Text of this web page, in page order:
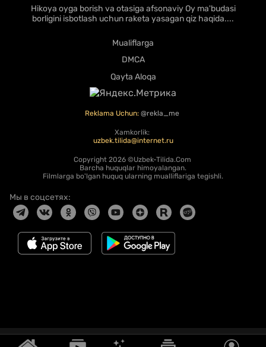
Hikoya oyga borish va otasiga afsonaviy Oy ma'budasi
borligini isbotlash uchun raketa yasagan qiz haqida....
Mualiflarga
DMCA
Qayta Aloqa
Reklama Uchun: @rekla_me
Xamkorlik:
uzbek.tilida@internet.ru
Copyright 2026 ©Uzbek-Tilida.Com
Barcha huquqlar himoyalangan.
Filmlarga bo'lgan huquq ularning mualliflariga tegishli.
Мы в соцсетях: